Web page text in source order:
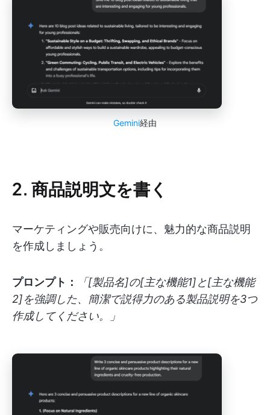
Gemini経由
2. 商品説明文を書く
マーケティングや販売向けに、魅力的な商品説明
を作成しましょう。
プロンプト：
「[製品名]の[主な機能1]と[主な機能
2]を強調した、簡潔で説得力のある製品説明を3つ
作成してください。」